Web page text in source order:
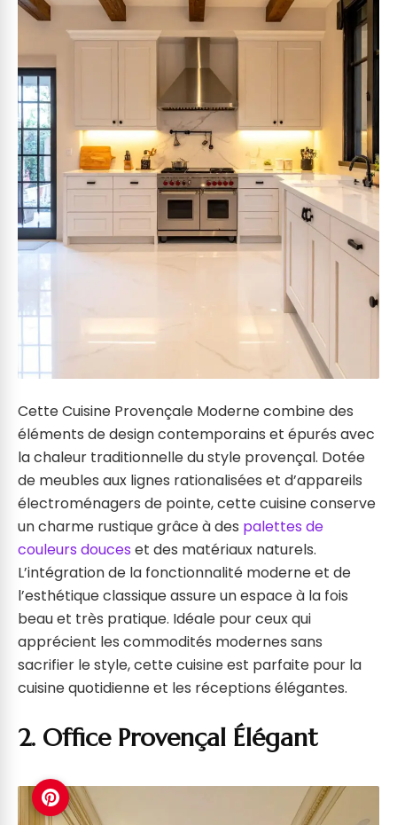
Cette Cuisine Provençale Moderne combine des
éléments de design contemporains et épurés avec
la chaleur traditionnelle du style provençal. Dotée
de meubles aux lignes rationalisées et d’appareils
électroménagers de pointe, cette cuisine conserve
un charme rustique grâce à des palettes de
couleurs douces et des matériaux naturels.
L’intégration de la fonctionnalité moderne et de
l’esthétique classique assure un espace à la fois
beau et très pratique. Idéale pour ceux qui
apprécient les commodités modernes sans
sacrifier le style, cette cuisine est parfaite pour la
cuisine quotidienne et les réceptions élégantes.
2. Office Provençal Élégant